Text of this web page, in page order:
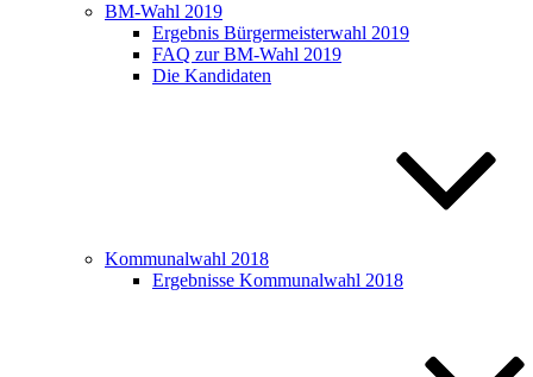
BM-Wahl 2019
Ergebnis Bürgermeisterwahl 2019
FAQ zur BM-Wahl 2019
Die Kandidaten
Kommunalwahl 2018
Ergebnisse Kommunalwahl 2018